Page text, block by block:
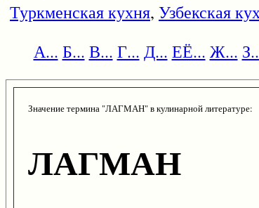
Туркменская кухня, Узбекская
А... Б... В... Г... Д... ЕЁ... Ж...
Значение термина "ЛАГМАН" в кулинарной литературе:
ЛАГМАН